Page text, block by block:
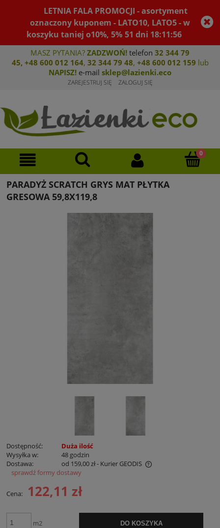
LETNIA FALA PROMOCJI - asortyment
oznaczony kuponem - LATO10, LATO5 - w
koszyku taniej o10%, 5% 51 dni 18:11:56
MASZ PYTANIA? ZADZWOŃ! telefon 32 344 79
45, +48 600 012 164, 32 344 79 48, +48 600 012 159 lub
NAPISZ! e-mail sklep@lazienki.eco
ZAREJESTRUJ SIĘ ZALOGUJ SIĘ
PARADYŻ SCRATCH GRYS MAT PŁYTKA
GRESOWA 59,8X119,8
Dostępność:
Duża ilość
Wysyłka w:
48 godzin
Dostawa:
od 159,00 zł- Kurier GEODIS
Cena nie zawiera ewentualnych kosztów płatności
sprawdź formy dostawy
Cena: 122,11 zł
m2 DO KOSZYKA